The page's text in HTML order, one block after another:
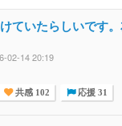
ていたらしいです
02-14 20:19
共感 102 応援 31